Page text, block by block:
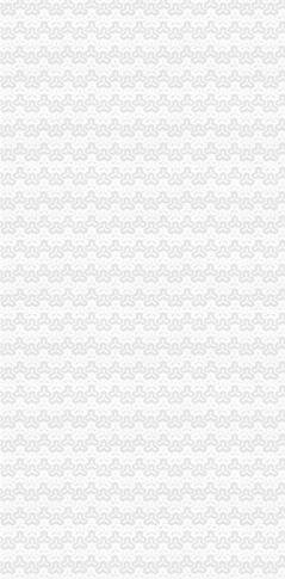
IC包税进出口代理流程【推荐】,进口
上海公司进出口权办理流程-公司注册代
上海港代理原木材进口报关/报关报检
：重庆港九2015年年报_重庆港九（）_
【淄博进出口公司注册_进出口公司注
【深圳国际贸易公司注册流程条件P深
渝中区代办进出口公司
[股东会]重庆百货：2010年度第三次临
重庆百货大楼股份有限公司关於预计
渝中区海事海商在线律师_渝中区海事
重庆百货大楼股份有限公司对外投资公
常熟渝中区快递员招聘_虞山人才网
美亚集团-美亚国际机票代理,国际机票
重庆太实业（集团）股份有限公司对外
【东莞货运代理|东莞货运代理公司】-广
人民法院公告_搜狐其它_搜狐网
杜邦制冷_德国谷轮_德国比泽尔-重庆
代办进出口公司
底价办理嘉兴无地址进出口公司注册各
代办香港公司英国进出口公司注册提供
代办ATA单证册深圳进出口报关公司_云
长宁代办进出口经营权补办执照代办社
东莞公司注册,代理记账,代办进出口经